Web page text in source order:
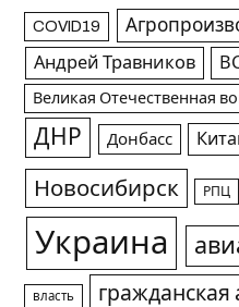
COVID19
Андрей Травников
Великая Отечественная
ДНР Донбасс
Новосибирск РПЦ
Украина
власть гражданская